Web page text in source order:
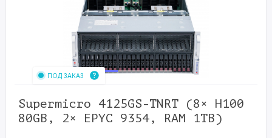
ПОД ЗАКАЗ
Supermicro 4125GS-TNRT (8× H100
80GB, 2× EPYC 9354, RAM 1TB)